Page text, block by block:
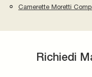
Camerette Moretti
Richiedi